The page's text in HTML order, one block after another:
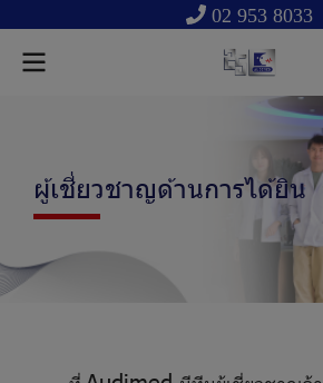
02 953 8033
ผู้เชี่ยวชาญด้านการได้ยิน